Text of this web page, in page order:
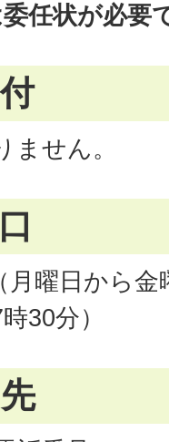
任状が必要
せん。
月曜日から
30分）